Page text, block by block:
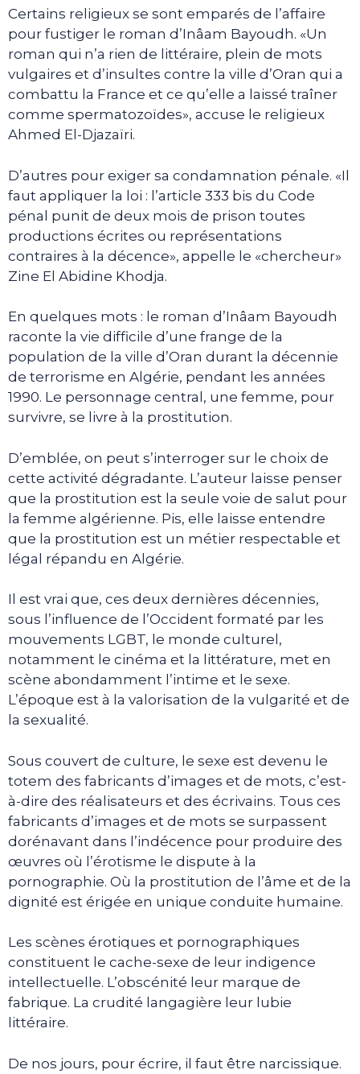
Certains religieux se sont emparés de l’affaire
pour fustiger le roman d’Inâam Bayoudh. «Un
roman qui n’a rien de littéraire, plein de mots
vulgaires et d’insultes contre la ville d’Oran qui a
combattu la France et ce qu’elle a laissé traîner
comme spermatozoïdes», accuse le religieux
Ahmed El-Djazaïri.
D’autres pour exiger sa condamnation pénale. «Il
faut appliquer la loi : l’article 333 bis du Code
pénal punit de deux mois de prison toutes
productions écrites ou représentations
contraires à la décence», appelle le «chercheur»
Zine El Abidine Khodja.
En quelques mots : le roman d’Inâam Bayoudh
raconte la vie difficile d’une frange de la
population de la ville d’Oran durant la décennie
de terrorisme en Algérie, pendant les années
1990. Le personnage central, une femme, pour
survivre, se livre à la prostitution.
D’emblée, on peut s’interroger sur le choix de
cette activité dégradante. L’auteur laisse penser
que la prostitution est la seule voie de salut pour
la femme algérienne. Pis, elle laisse entendre
que la prostitution est un métier respectable et
légal répandu en Algérie.
Il est vrai que, ces deux dernières décennies,
sous l’influence de l’Occident formaté par les
mouvements LGBT, le monde culturel,
notamment le cinéma et la littérature, met en
scène abondamment l’intime et le sexe.
L’époque est à la valorisation de la vulgarité et de
la sexualité.
Sous couvert de culture, le sexe est devenu le
totem des fabricants d’images et de mots, c’est-
à-dire des réalisateurs et des écrivains. Tous ces
fabricants d’images et de mots se surpassent
dorénavant dans l’indécence pour produire des
œuvres où l’érotisme le dispute à la
pornographie. Où la prostitution de l’âme et de la
dignité est érigée en unique conduite humaine.
Les scènes érotiques et pornographiques
constituent le cache-sexe de leur indigence
intellectuelle. L’obscénité leur marque de
fabrique. La crudité langagière leur lubie
littéraire.
De nos jours, pour écrire, il faut être narcissique.